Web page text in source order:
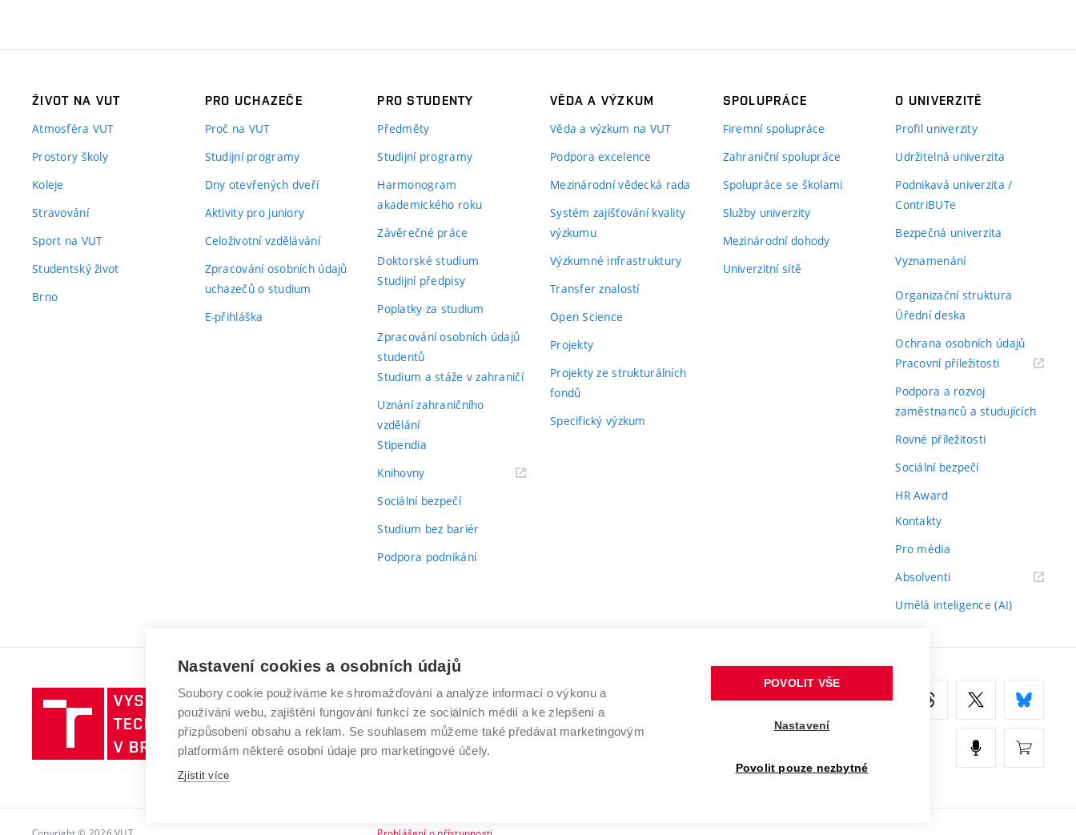
ŽIVOT NA VUT
Atmosféra VUT
Prostory školy
Koleje
Stravování
Sport na VUT
Studentský život
Brno
PRO UCHAZEČE
Proč na VUT
Studijní programy
Dny otevřených dveří
Aktivity pro juniory
Celoživotní vzdělávání
Zpracování osobních údajů
uchazečů o studium
E-přihláška
PRO STUDENTY
Předměty
Studijní programy
Harmonogram
akademického roku
Závěrečné práce
Doktorské studium
Studijní předpisy
Poplatky za studium
Zpracování osobních údajů
studentů
Studium a stáže v zahraničí
Uznání zahraničního
vzdělání
Stipendia
Knihovny(externí
Sociální bezpečí
Studium bez bariér
Podpora podnikání
VĚDA A VÝZKUM
Věda a výzkum na VUT
Podpora excelence
Mezinárodní vědecká rada
Systém zajišťování kvality
výzkumu
Výzkumné infrastruktury
Transfer znalostí
Open Science
Projekty
Projekty ze strukturálních
fondů
Specifický výzkum
SPOLUPRÁCE
Firemní spolupráce
Zahraniční spolupráce
Spolupráce se školami
Služby univerzity
Mezinárodní dohody
Univerzitní sítě
O UNIVERZITĚ
Profil univerzity
Udržitelná univerzita
Podnikavá univerzita /
ContriBUTe
Bezpečná univerzita
Vyznamenání
Organizační struktura
Úřední deska
Ochrana osobních údajů
Pracovní příležitosti(externí
Podpora a rozvoj
zaměstnanců a studujících
Rovné příležitosti
Sociální bezpečí
HR Award
Kontakty
Pro média
Absolventi(externí
Umělá inteligence (AI)
Vysoké
učení
technické
v
VYSOKÉ UČENÍ TECHNICKÉ V BRNĚ
Antonínská 548/1
602 00 Brno
www.vut.cz
Nastavení cookies a osobních údajů
Soubory cookie používáme ke shromažďování a analýze informací o výkonu a
používání webu, zajištění fungování funkcí ze sociálních médií a ke zlepšení a
přizpůsobení obsahu a reklam. Se souhlasem můžeme také předávat marketingovým
platformám některé osobní údaje pro marketingové účely.
Zjistit více
POVOLIT VŠE
Nastavení
Povolit pouze nezbytné